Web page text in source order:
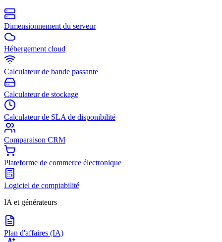
Dimensionnement du serveur
Hébergement cloud
Calculateur de bande passante
Calculateur de stockage
Calculateur de SLA de disponibilité
Comparaison CRM
Plateforme de commerce électronique
Logiciel de comptabilité
IA et générateurs
Plan d'affaires (IA)